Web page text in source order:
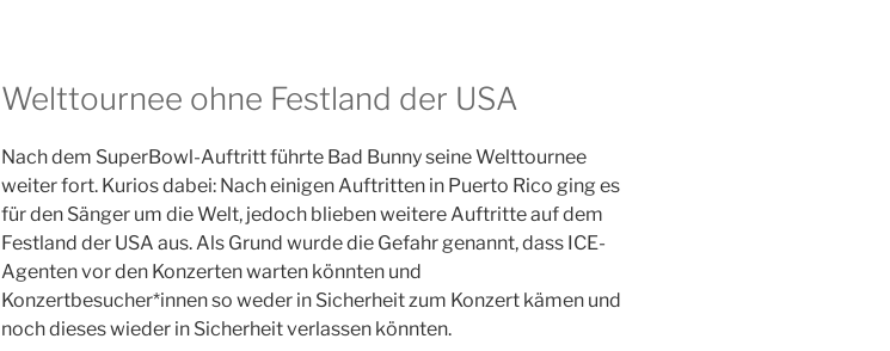
Welttournee ohne Festland der USA
Nach dem SuperBowl-Auftritt führte Bad Bunny seine Welttournee
weiter fort. Kurios dabei: Nach einigen Auftritten in Puerto Rico ging es
für den Sänger um die Welt, jedoch blieben weitere Auftritte auf dem
Festland der USA aus. Als Grund wurde die Gefahr genannt, dass ICE-
Agenten vor den Konzerten warten könnten und
Konzertbesucher*innen so weder in Sicherheit zum Konzert kämen und
noch dieses wieder in Sicherheit verlassen könnten.